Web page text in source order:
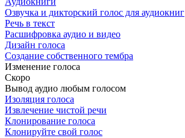
Озвучка и дикторский голос для аудиокниг
Речь в текст
Расшифровка аудио и видео
Дизайн голоса
Создание собственного тембра
Изменение голоса
Скоро
Вывод аудио любым голосом
Изоляция голоса
Извлечение чистой речи
Клонирование голоса
Клонируйте свой голос